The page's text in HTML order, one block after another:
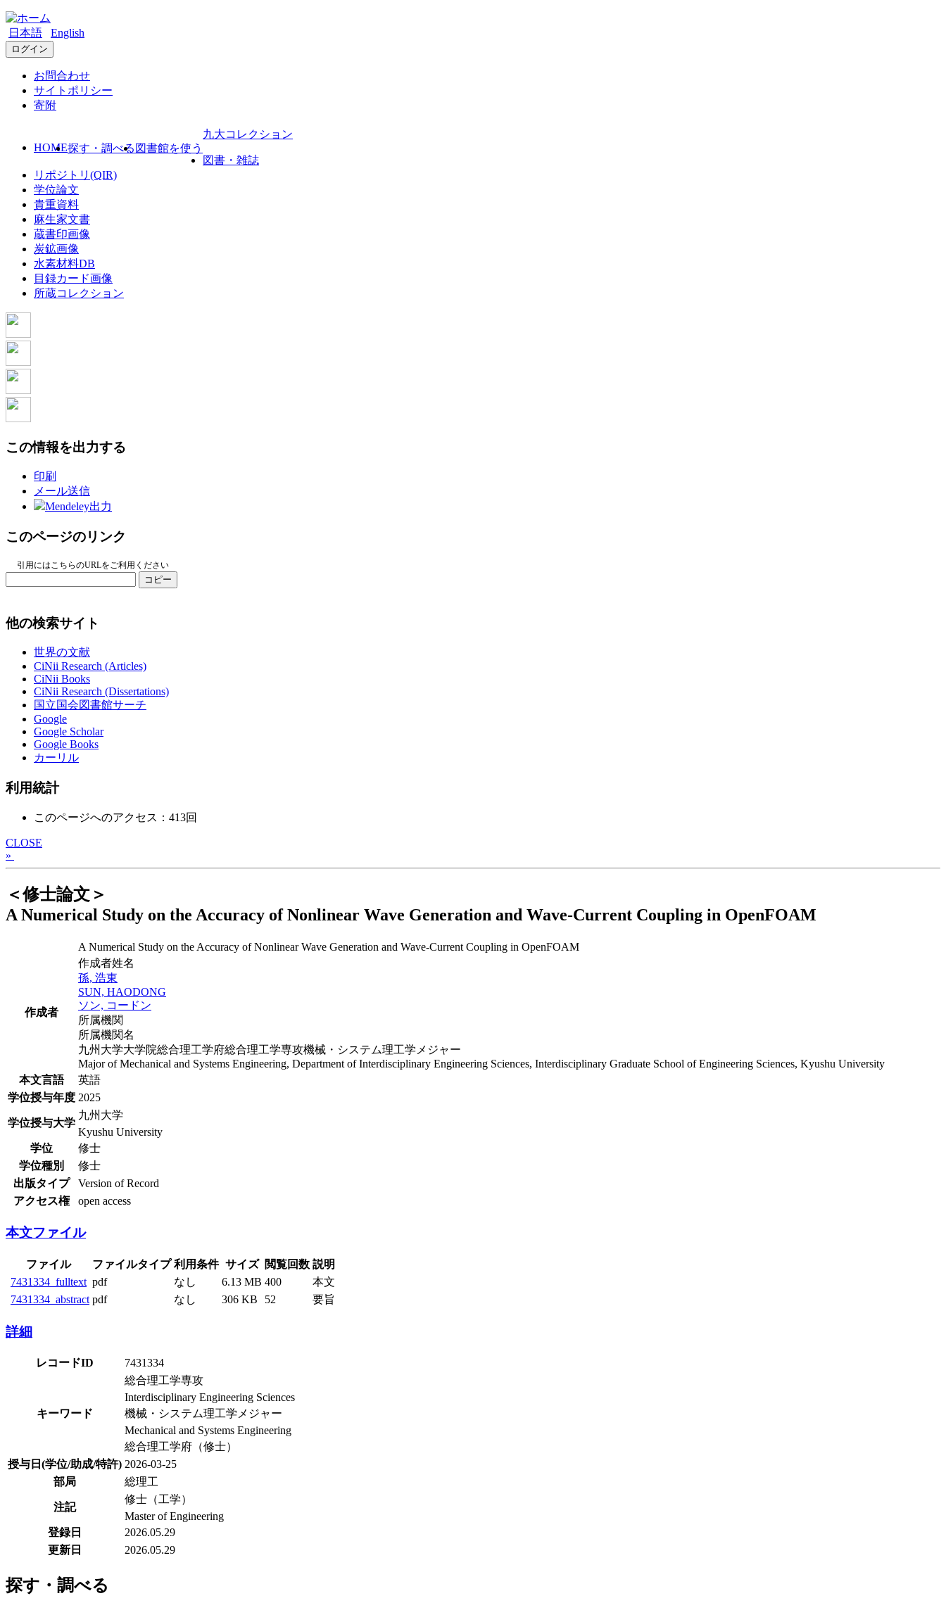
日本語 English
ログイン
お問合わせ
サイトポリシー
寄附
HOME探す・調べる 図書館を使う
九大コレクション
図書・雑誌
リポジトリ(QIR)
学位論文
貴重資料
麻生家文書
蔵書印画像
炭鉱画像
水素材料DB
目録カード画像
所蔵コレクション
この情報を出力する
印刷
メール送信
Mendeley出力
このページのリンク
引用にはこちらのURLをご利用ください
コピー
他の検索サイト
世界の文献
CiNii Research (Articles)
CiNii Books
CiNii Research (Dissertations)
国立国会図書館サーチ
Google
Google Scholar
Google Books
カーリル
利用統計
このページへのアクセス：413回
CLOSE
»
＜修士論文＞
A Numerical Study on the Accuracy of Nonlinear Wave Generation and Wave-Current Coupling in OpenFOAM
A Numerical Study on the Accuracy of Nonlinear Wave Generation and Wave-Current Coupling in OpenFOAM
作成者
作成者姓名
孫, 浩東
SUN, HAODONG
ソン, コードン
所属機関
所属機関名
九州大学大学院総合理工学府総合理工学専攻機械・システム理工学メジャー
Major of Mechanical and Systems Engineering, Department of Interdisciplinary Engineering Sciences, Interdisciplinary Graduate School of Engineering Sciences, Kyushu University
本文言語
英語
学位授与年度 2025
学位授与大学
九州大学
Kyushu University
学位
修士
学位種別
修士
出版タイプ
Version of Record
アクセス権
open access
本文ファイル
ファイル ファイルタイプ 利用条件 サイズ 閲覧回数 説明
7431334_fulltext pdf なし 6.13 MB 400
本文
7431334_abstract pdf なし 306 KB 52 要旨
詳細
レコードID 7431334
キーワード
総合理工学専攻
Interdisciplinary Engineering Sciences
機械・システム理工学メジャー
Mechanical and Systems Engineering
総合理工学府（修士）
授与日(学位/助成/特許) 2026-03-25
部局
総理工
注記
修士（工学）
Master of Engineering
登録日
2026.05.29
更新日
2026.05.29
探す・調べる